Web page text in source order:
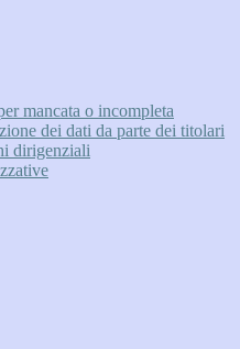
mancata o incompleta
dei dati da parte dei titolari
dirigenziali